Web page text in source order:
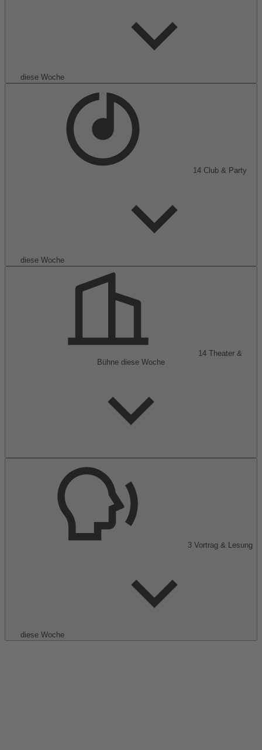
diese Woche
14 Club & Party
diese Woche
14 Theater &
Bühne diese Woche
3 Vortrag & Lesung
diese Woche